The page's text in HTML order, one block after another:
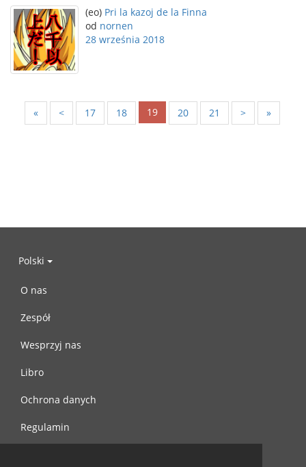
(eo) Pri la kazoj de la Finna
od nornen
28 września 2018
« < 17 18 19 20 21 > »
Polski
O nas
Zespół
Wesprzyj nas
Libro
Ochrona danych
Regulamin